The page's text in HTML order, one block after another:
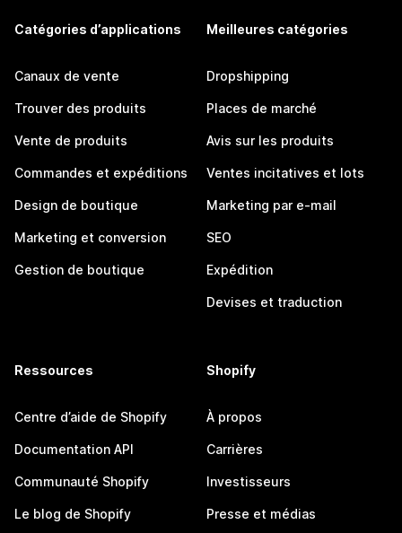
Catégories d’applications
Canaux de vente
Trouver des produits
Vente de produits
Commandes et expéditions
Design de boutique
Marketing et conversion
Gestion de boutique
Meilleures catégories
Dropshipping
Places de marché
Avis sur les produits
Ventes incitatives et lots
Marketing par e-mail
SEO
Expédition
Devises et traduction
Ressources
Centre d’aide de Shopify
Documentation API
Communauté Shopify
Le blog de Shopify
Shopify
À propos
Carrières
Investisseurs
Presse et médias